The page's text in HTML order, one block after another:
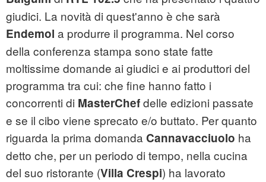
giudici. La novità di quest'anno è che sarà
Endemol a produrre il programma. Nel corso
della conferenza stampa sono state fatte
moltissime domande ai giudici e ai produttori del
programma tra cui: che fine hanno fatto i
concorrenti di MasterChefdelle edizioni passate
e se il cibo viene sprecato e/o buttato. Per quanto
riguarda la prima domanda Cannavacciuolo ha
detto che, per un periodo di tempo, nella cucina
del suo ristorante (Villa Crespi) ha lavorato